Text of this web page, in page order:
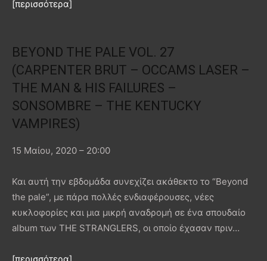
[περισσότερα]
BEYOND THE PALE VOL. 27
(CARPENTER BRUT – OCCAMS LASER –
THE MAN & HIS FAILURES –
SONSOMBRE – THE KENTUCKY
VAMPIRES)
15 Μαίου, 2020 – 20:00
Και αυτή την εβδομάδα συνεχίζει ακάθεκτο το “Beyond
the pale”, με πάρα πολλές ενδιαφέρουσες, νέες
κυκλοφορίες και μια μικρή αναδρομή σε ένα σπουδαίο
album των THE STRANGLERS, οι οποίο έχασαν πριν…
[περισσότερα]